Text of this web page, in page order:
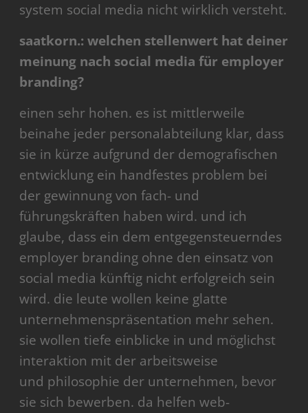
system social media nicht wirklich versteht.
saatkorn.: welchen stellenwert hat deiner
meinung nach social media für employer
branding?
einen sehr hohen. es ist mittlerweile
beinahe jeder personalabteilung klar, dass
sie in kürze aufgrund der demografischen
entwicklung ein handfestes problem bei
der gewinnung von fach- und
führungskräften haben wird. und ich
glaube, dass ein dem entgegensteuerndes
employer branding ohne den einsatz von
social media künftig nicht erfolgreich sein
wird. die leute wollen keine glatte
unternehmenspräsentation mehr sehen.
sie wollen tiefe einblicke in und möglichst
interaktion mit der arbeitsweise
und philosophie der unternehmen, bevor
sie sich bewerben. da helfen web-